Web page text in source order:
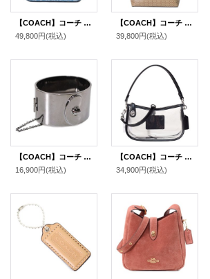
【COACH】コーチ バッグ デニム レザー シグネチャー ハドリー コンバーチブル ターンロック 2WAY 斜めがけ クロスボディー ショルダー ハンドバッグ インディゴ（日本未発売）
49,800円(税込)
【COACH】コーチ コーティングキャンバス レザー シグネチャー マイクロ シティ トートバッグ カーキ×ブラック〔日本未発売〕
39,800円(税込)
【COACH】コーチ ワイド ターンロック チェーン バングル ブラック（日本未発売）
16,900円(税込)
【COACH】コーチ バッグ スケルトン シースルー PVC レザー クリア スウィンガー ターンロック 2way クロスボディ 斜め掛け ショルダー ハンドバッグ ブラック（日本未発売）
34,900円(税込)